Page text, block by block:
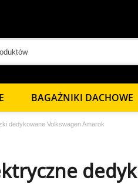
BAGAŻNIKI DACHOWE
dedykowane Volkswagen Amarok